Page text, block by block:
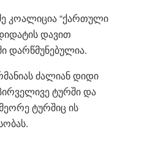
კოალიცია “ქართული
დავით
დარწმუნებულია.
ძალიან დიდი
ტურში და
ტურშიც ის